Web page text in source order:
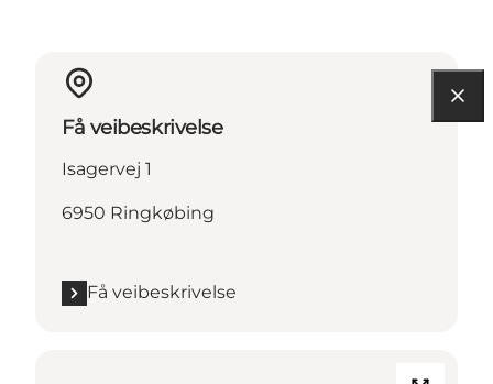
Få veibeskrivelse
Isagervej 1
6950 Ringkøbing
Få veibeskrivelse